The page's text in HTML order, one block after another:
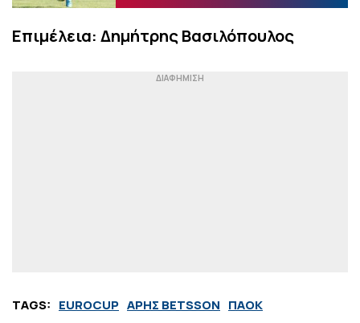
Επιμέλεια: Δημήτρης Βασιλόπουλος
TAGS: EUROCUP ΑΡΗΣ BETSSON ΠΑΟΚ